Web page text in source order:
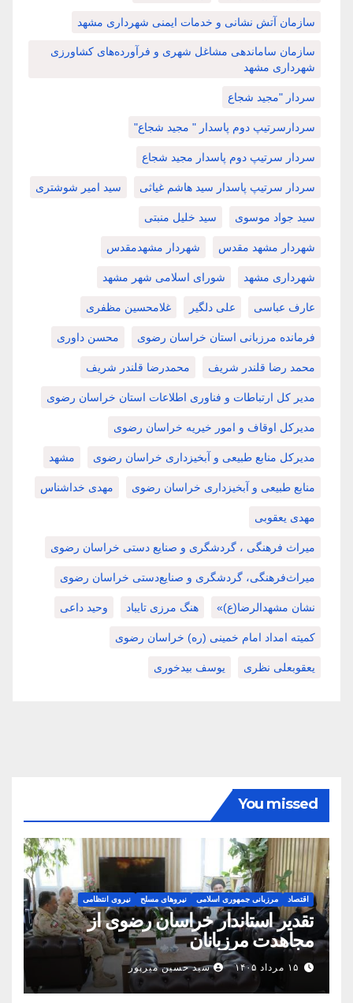
سازمان آتش نشانی و خدمات ایمنی شهرداری مشهد
سازمان ساماندهی مشاغل شهری و فرآورده‌های کشاورزی
شهرداری مشهد
سردار "مجید شجاع
سردارسرتیپ دوم پاسدار " مجید شجاع"
سردار سرتیپ دوم پاسدار مجید شجاع
سردار سرتیپ پاسدار سید هاشم غیاثی سید امیر شوشتری
سید جواد موسوی سید خلیل منبتی
شهردار مشهد مقدس شهردار مشهدمقدس
شهرداری مشهد شورای اسلامی شهر مشهد
عارف عباسی علی دلگیر غلامحسین مظفری
فرمانده مرزبانی استان خراسان رضوی محسن داوری
محمد رضا قلندر شریف محمدرضا قلندر شریف
مدیر کل ارتباطات و فناوری اطلاعات استان خراسان رضوی
مدیرکل اوقاف و امور خیریه خراسان رضوی
مدیرکل منابع طبیعی و آبخیزداری خراسان رضوی مشهد
منابع طبیعی و آبخیزداری خراسان رضوی مهدی خداشناس
مهدی یعقوبی
میراث فرهنگی ، گردشگری و صنایع دستی خراسان رضوی
میراث‌فرهنگی، گردشگری و صنایع‌دستی خراسان رضوی
نشان مشهدالرضا(ع)» هنگ مرزی تایباد وحید داعی
کمیته امداد امام خمینی (ره) خراسان رضوی
یعقوبعلی نظری یوسف بیدخوری
You missed
اقتصاد مرزبانی جمهوری اسلامی نیروهای مسلح نیروی انتظامی
تقدیر استاندار خراسان رضوی از
مجاهدت مرزبانان
۱۵ مرداد ۱۴۰۵ سید حسین میرپور